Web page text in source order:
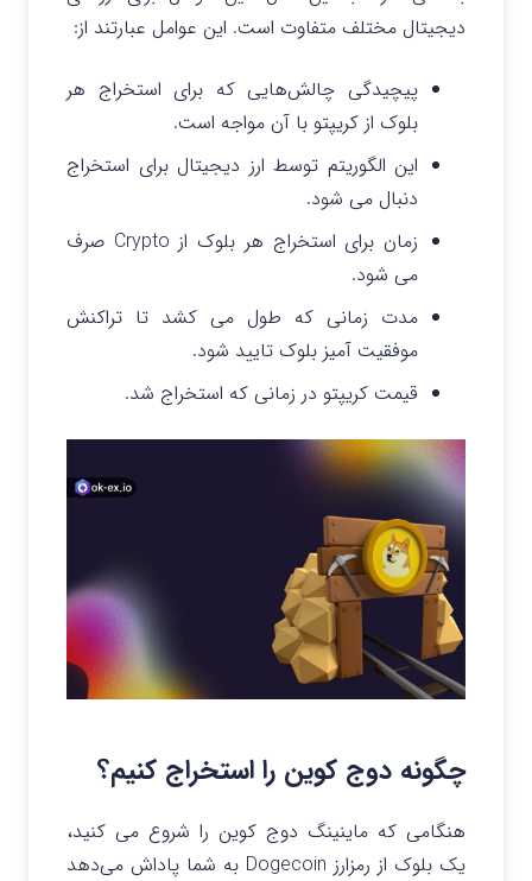
دیجیتال مختلف متفاوت است. این عوامل عبارتند از:
پیچیدگی چالش‌هایی که برای استخراج هر
بلوک از کریپتو با آن مواجه است.
این الگوریتم توسط ارز دیجیتال برای استخراج
دنبال می شود.
زمان برای استخراج هر بلوک از Crypto صرف
می شود.
مدت زمانی که طول می کشد تا تراکنش
موفقیت آمیز بلوک تایید شود.
قیمت کریپتو در زمانی که استخراج شد.
چگونه دوج کوین را استخراج کنیم؟
هنگامی که ماینینگ دوج کوین را شروع می کنید،
یک بلوک از رمزارز Dogecoin به شما پاداش می‌دهد